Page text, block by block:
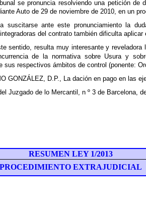
se pronuncia resolviendo una petición
Auto de 29 de noviembre de 2010, en un
suscitarse ante este pronunciamiento la
del contrato también dificulta
sentido, resulta muy interesante y
de la normativa sobre Usura y
sus respectivos ámbitos de control (ponente:
GONZÁLEZ, D.P., La dación en pago en las
Juzgado de lo Mercantil, n º 3 de Barcelona,
RESUMEN LEY 1/2013
PROCEDIMIENTO EXTRAJUDICIAL